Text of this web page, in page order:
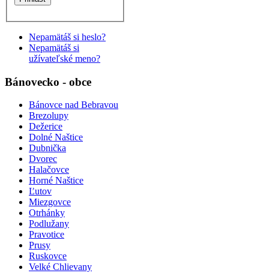
Nepamätáš si heslo?
Nepamätáš si
užívateľské meno?
Bánovecko - obce
Bánovce nad Bebravou
Brezolupy
Dežerice
Dolné Naštice
Dubnička
Dvorec
Halačovce
Horné Naštice
Ľutov
Miezgovce
Otrhánky
Podlužany
Pravotice
Prusy
Ruskovce
Velké Chlievany